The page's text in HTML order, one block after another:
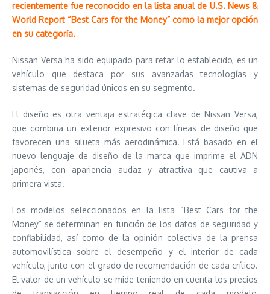
recientemente fue reconocido en la lista anual de U.S. News &
World Report “Best Cars for the Money” como la mejor opción
en su categoría.
Nissan Versa ha sido equipado para retar lo establecido, es un
vehículo que destaca por sus avanzadas tecnologías y
sistemas de seguridad únicos en su segmento.
El diseño es otra ventaja estratégica clave de Nissan Versa,
que combina un exterior expresivo con líneas de diseño que
favorecen una silueta más aerodinámica. Está basado en el
nuevo lenguaje de diseño de la marca que imprime el ADN
japonés, con apariencia audaz y atractiva que cautiva a
primera vista.
Los modelos seleccionados en la lista “Best Cars for the
Money” se determinan en función de los datos de seguridad y
confiabilidad, así como de la opinión colectiva de la prensa
automovilística sobre el desempeño y el interior de cada
vehículo, junto con el grado de recomendación de cada crítico.
El valor de un vehículo se mide teniendo en cuenta los precios